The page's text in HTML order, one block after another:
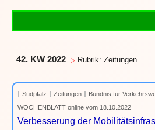
42. KW 2022 ▷ Rubrik: Zeitungen
Südpfalz Zeitungen
Bündnis für
WOCHENBLATT online vom 18.10.2022
Verbesserung der